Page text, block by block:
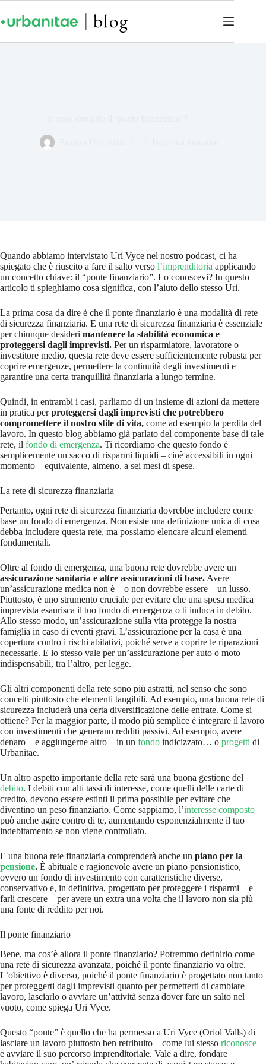
Quando abbiamo intervistato Uri Vyce nel nostro podcast, ci ha
spiegato che è riuscito a fare il salto verso l’imprenditoria applicando
un concetto chiave: il “ponte finanziario”. Lo conoscevi? In questo
articolo ti spieghiamo cosa significa, con l’aiuto dello stesso Uri.
La prima cosa da dire è che il ponte finanziario è una modalità di rete
di sicurezza finanziaria. E una rete di sicurezza finanziaria è essenziale
per chiunque desideri mantenere la stabilità economica e
proteggersi dagli imprevisti. Per un risparmiatore, lavoratore o
investitore medio, questa rete deve essere sufficientemente robusta per
coprire emergenze, permettere la continuità degli investimenti e
garantire una certa tranquillità finanziaria a lungo termine.
Quindi, in entrambi i casi, parliamo di un insieme di azioni da mettere
in pratica perproteggersi dagli imprevisti che potrebbero
compromettere il nostro stile di vita, come ad esempio la perdita del
lavoro. In questo blog abbiamo già parlato del componente base di tale
rete, il fondo di emergenza. Ti ricordiamo che questo fondo è
semplicemente un sacco di risparmi liquidi – cioè accessibili in ogni
momento – equivalente, almeno, a sei mesi di spese.
La rete di sicurezza finanziaria
Pertanto, ogni rete di sicurezza finanziaria dovrebbe includere come
base un fondo di emergenza. Non esiste una definizione unica di cosa
debba includere questa rete, ma possiamo elencare alcuni elementi
fondamentali.
Oltre al fondo di emergenza, una buona rete dovrebbe avere un
assicurazione sanitaria e altre assicurazioni di base. Avere
un’assicurazione medica non è – o non dovrebbe essere – un lusso.
Piuttosto, è uno strumento cruciale per evitare che una spesa medica
imprevista esaurisca il tuo fondo di emergenza o ti induca in debito.
Allo stesso modo, un’assicurazione sulla vita protegge la nostra
famiglia in caso di eventi gravi. L’assicurazione per la casa è una
copertura contro i rischi abitativi, poiché serve a coprire le riparazioni
necessarie. E lo stesso vale per un’assicurazione per auto o moto –
indispensabili, tra l’altro, per legge.
Gli altri componenti della rete sono più astratti, nel senso che sono
concetti piuttosto che elementi tangibili. Ad esempio, una buona rete di
sicurezza includerà una certa diversificazione delle entrate. Come si
ottiene? Per la maggior parte, il modo più semplice è integrare il lavoro
con investimenti che generano redditi passivi. Ad esempio, avere
denaro – e aggiungerne altro – in un fondo indicizzato… o progetti di
Urbanitae.
Un altro aspetto importante della rete sarà una buona gestione del
debito. I debiti con alti tassi di interesse, come quelli delle carte di
credito, devono essere estinti il prima possibile per evitare che
diventino un peso finanziario. Come sappiamo, l’interesse composto
può anche agire contro di te, aumentando esponenzialmente il tuo
indebitamento se non viene controllato.
E una buona rete finanziaria comprenderà anche un piano per la
pensione. È abituale e ragionevole avere un piano pensionistico,
ovvero un fondo di investimento con caratteristiche diverse,
conservativo e, in definitiva, progettato per proteggere i risparmi – e
farli crescere – per avere un extra una volta che il lavoro non sia più
una fonte di reddito per noi.
Il ponte finanziario
Bene, ma cos’è allora il ponte finanziario? Potremmo definirlo come
una rete di sicurezza avanzata, poiché il ponte finanziario va oltre.
L’obiettivo è diverso, poiché il ponte finanziario è progettato non tanto
per proteggerti dagli imprevisti quanto per permetterti di cambiare
lavoro, lasciarlo o avviare un’attività senza dover fare un salto nel
vuoto, come spiega Uri Vyce.
Questo “ponte” è quello che ha permesso a Uri Vyce (Oriol Valls) di
lasciare un lavoro piuttosto ben retribuito – come lui stesso riconosce –
e avviare il suo percorso imprenditoriale. Vale a dire, fondare